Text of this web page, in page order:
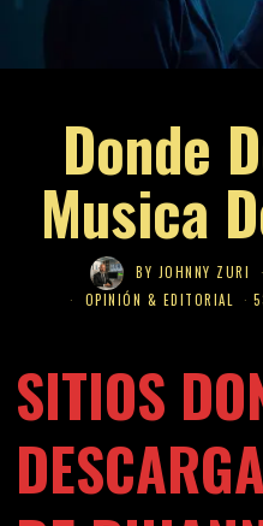
Donde
Musica
BY JOHNNY ZURI
OPINIÓN & EDITORIAL
SITIOS